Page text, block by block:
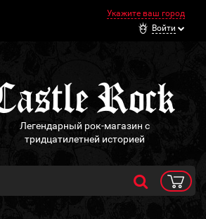
Укажите ваш город
Войти
Легендарный рок-магазин с
тридцатилетней историей